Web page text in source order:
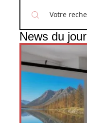
News du jour